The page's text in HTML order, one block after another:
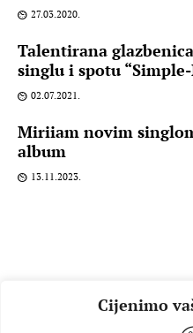
Cijenimo
27.03.2020.
Talentirana
singlu i spotu
02.07.2021.
Miriiam novim
album
13.11.2023.